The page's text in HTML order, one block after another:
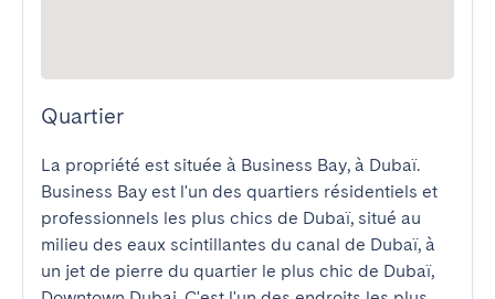
Quartier
La propriété est située à Business Bay, à Dubaï.
Business Bay est l'un des quartiers résidentiels et
professionnels les plus chics de Dubaï, situé au
milieu des eaux scintillantes du canal de Dubaï, à
un jet de pierre du quartier le plus chic de Dubaï,